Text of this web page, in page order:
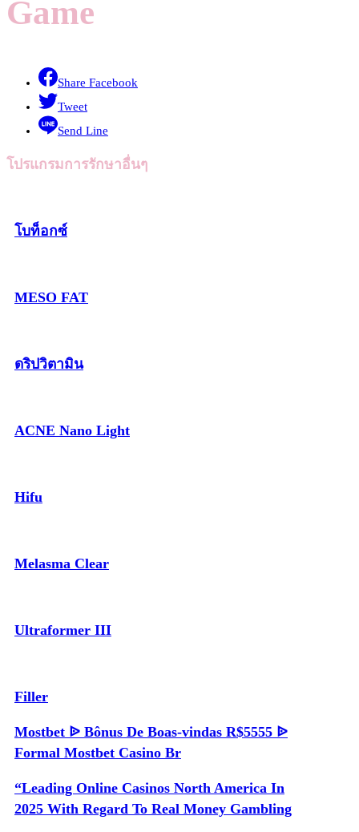
Game
Share Facebook
Tweet
Send Line
โปรแกรมการรักษาอื่นๆ
โบท็อกซ์
MESO FAT
ดริปวิตามิน
ACNE Nano Light
Hifu
Melasma Clear
Ultraformer III
Filler
Mostbet ᐉ Bônus De Boas-vindas R$5555 ᐉ
Formal Mostbet Casino Br
“Leading Online Casinos North America In
2025 With Regard To Real Money Gambling